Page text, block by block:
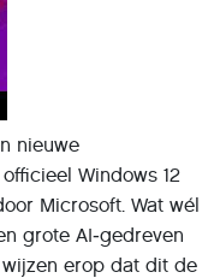
nieuwe
Windows 12
Microsoft. Wat wél
grote AI‑gedreven
wijzen erop dat dit de